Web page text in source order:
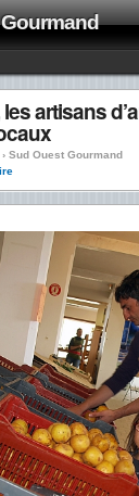
artisans
Sud Ouest Gourmand